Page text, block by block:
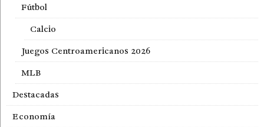
Fútbol
Calcio
Juegos Centroamericanos 2026
MLB
Destacadas
Economía